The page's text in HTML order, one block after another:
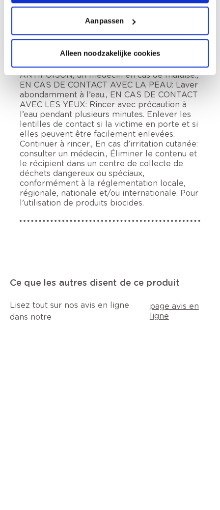
Aanpassen
Alleen noodzakelijke cookies
aquatiques, entraîne des effets néfastes à
long terme. Tenir hors de portée des enfants.,
Se laver les mains soigneusement après
manipulation., Porter des gants de protection,
de protection des yeux et du visage., EN CAS
D’INGESTION: Appeler un CENTRE
ANTIPOISON, un médecin en cas de malaise.,
EN CAS DE CONTACT AVEC LA PEAU: Laver
abondamment à l’eau., EN CAS DE CONTACT
AVEC LES YEUX: Rincer avec précaution à
l’eau pendant plusieurs minutes. Enlever les
lentilles de contact si la victime en porte et si
elles peuvent être facilement enlevées.
Continuer à rincer., En cas d’irritation cutanée:
consulter un médecin., Éliminer le contenu et
le récipient dans un centre de collecte de
déchets dangereux ou spéciaux,
conformément à la réglementation locale,
régionale, nationale et/ou internationale. Pour
l’utilisation de produits biocides.
Ce que les autres disent de ce produit
Lisez tout sur nos avis en ligne
dans notre
page avis en
ligne